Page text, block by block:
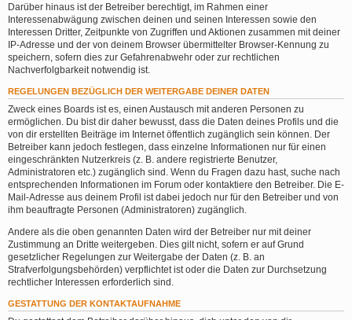
Darüber hinaus ist der Betreiber berechtigt, im Rahmen einer
Interessenabwägung zwischen deinen und seinen Interessen sowie den
Interessen Dritter, Zeitpunkte von Zugriffen und Aktionen zusammen mit deiner
IP-Adresse und der von deinem Browser übermittelter Browser-Kennung zu
speichern, sofern dies zur Gefahrenabwehr oder zur rechtlichen
Nachverfolgbarkeit notwendig ist.
REGELUNGEN BEZÜGLICH DER WEITERGABE DEINER DATEN
Zweck eines Boards ist es, einen Austausch mit anderen Personen zu
ermöglichen. Du bist dir daher bewusst, dass die Daten deines Profils und die
von dir erstellten Beiträge im Internet öffentlich zugänglich sein können. Der
Betreiber kann jedoch festlegen, dass einzelne Informationen nur für einen
eingeschränkten Nutzerkreis (z. B. andere registrierte Benutzer,
Administratoren etc.) zugänglich sind. Wenn du Fragen dazu hast, suche nach
entsprechenden Informationen im Forum oder kontaktiere den Betreiber. Die E-
Mail-Adresse aus deinem Profil ist dabei jedoch nur für den Betreiber und von
ihm beauftragte Personen (Administratoren) zugänglich.
Andere als die oben genannten Daten wird der Betreiber nur mit deiner
Zustimmung an Dritte weitergeben. Dies gilt nicht, sofern er auf Grund
gesetzlicher Regelungen zur Weitergabe der Daten (z. B. an
Strafverfolgungsbehörden) verpflichtet ist oder die Daten zur Durchsetzung
rechtlicher Interessen erforderlich sind.
GESTATTUNG DER KONTAKTAUFNAHME